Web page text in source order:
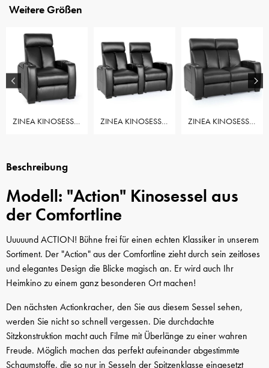
Weitere Größen
ZINEA KINOSESSEL ACTION - 1 SITZER ZINEA KINOSESSEL ACTION - 2 SITZER ZINEA KINOSESSEL ACTION - 2 SITZER LOVESEAT
Beschreibung
Modell: "Action" Kinosessel aus
der Comfortline
Uuuuund ACTION! Bühne frei für einen echten Klassiker in unserem
Sortiment. Der "Action" aus der Comfortline zieht durch sein zeitloses
und elegantes Design die Blicke magisch an. Er wird auch Ihr
Heimkino zu einem ganz besonderen Ort machen!
Den nächsten Actionkracher, den Sie aus diesem Sessel sehen,
werden Sie nicht so schnell vergessen. Die durchdachte
Sitzkonstruktion macht auch Filme mit Überlänge zu einer wahren
Freude. Möglich machen das perfekt aufeinander abgestimmte
Schaumstoffe, die so nur in Sesseln der Spitzenklasse eingesetzt